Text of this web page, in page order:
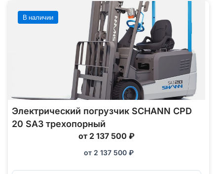
В наличии
Электрический погрузчик SCHANN CPD
20 SA3 трехопорный
от 2 137 500 ₽
от 2 137 500 ₽